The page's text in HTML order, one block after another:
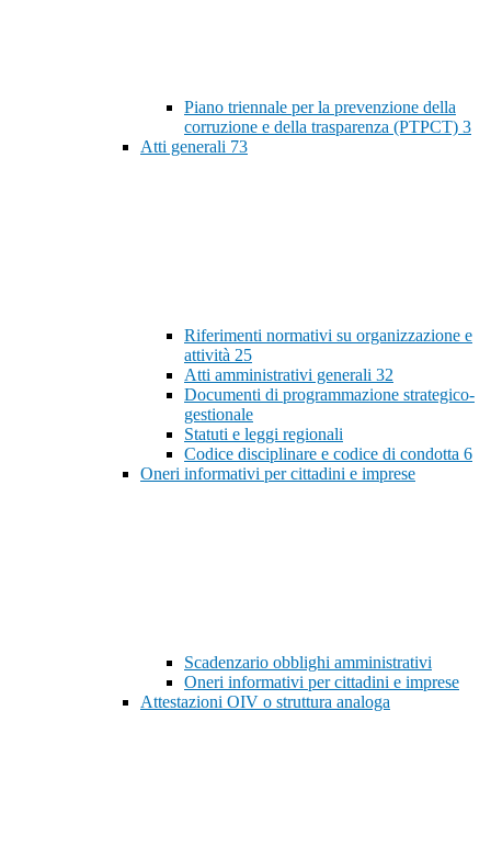
Piano triennale per la prevenzione della
corruzione e della trasparenza (PTPCT) 3
Atti generali 73
Riferimenti normativi su organizzazione e
attività 25
Atti amministrativi generali 32
Documenti di programmazione strategico-
gestionale
Statuti e leggi regionali
Codice disciplinare e codice di condotta 6
Oneri informativi per cittadini e imprese
Scadenzario obblighi amministrativi
Oneri informativi per cittadini e imprese
Attestazioni OIV o struttura analoga